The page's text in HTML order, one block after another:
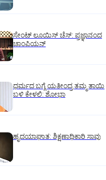
ಸೇಂಟ್‌ ಲೂಯಿಸ್‌ ಚೆಸ್‌: ಪ್ರಜ್ಞಾನಂದ
ಚಾಂಪಿಯನ್‌
ಧರ್ಮದ ಬಗ್ಗೆ ಯತೀಂದ್ರ ತಮ್ಮ ತಾಯಿ
ಬಳಿ ಕೇಳಲಿ: ಶೋಭಾ
ಹೃದಯಾಘಾತ: ಶಿಕ್ಷಣಾಧಿಕಾರಿ ಸಾವು